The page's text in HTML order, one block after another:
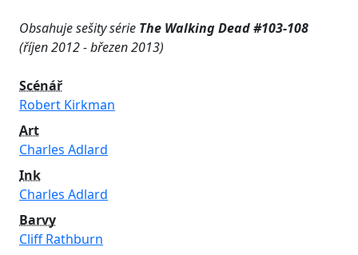
Obsahuje sešity série The Walking Dead #103-108
(říjen 2012 - březen 2013)
Scénář
Robert Kirkman
Art
Charles Adlard
Ink
Charles Adlard
Barvy
Cliff Rathburn